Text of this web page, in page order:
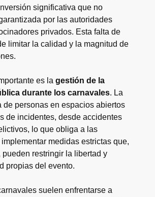
significativa que no
por las autoridades
privados. Esta falta de
limitar la calidad y la magnitud de
es la gestión de la
durante los carnavales. La
de personas en espacios abiertos
de incidentes, desde accidentes
lo que obliga a las
medidas estrictas que,
restringir la libertad y
propias del evento.
suelen enfrentarse a